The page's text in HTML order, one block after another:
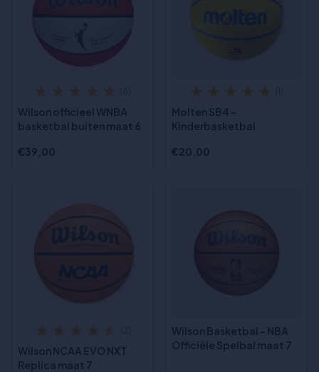
Wilson officieel WNBA
basketbal buiten maat 6
€39,00
Molten SB4 -
Kinderbasketbal
€20,00
Wilson NCAA EVO NXT
Replica maat 7
Wilson Basketbal - NBA
Officiële Spelbal maat 7